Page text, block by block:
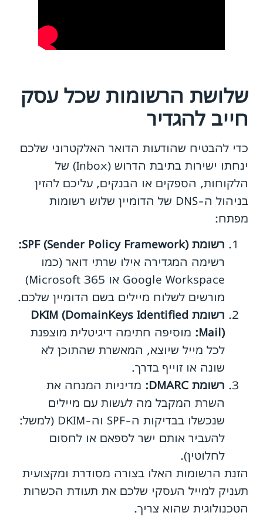
שלושת הרשומות שכל עסק
חייב להגדיר
כדי להבטיח שהודעות הדואר האלקטרוני שלכם
ינחתו ישירות בתיבת הדרוש (Inbox) של
הלקוחות, הספקים או הבנקים, עליכם להזין
בניהול ה-DNS של הדומיין שלוש רשומות
מפתח:
רשומת SPF (Sender Policy Framework):
רשימה המגדירה אילו שרתי דואר (כמו
Google Workspace או Microsoft 365)
מורשים לשלוח מיילים בשם הדומיין שלכם.
רשומת DKIM (DomainKeys Identified
Mail):
מוסיפה חתימה דיגיטלית מוצפנת
לכל מייל שיוצא, המאשרת שהתוכן לא
שונה או זוייף בדרך.
רשומת DMARC:
מדיניות המנחה את
השרת המקבל מה לעשות עם מיילים
שנכשלו בבדיקות ה-SPF וה-DKIM (למשל:
להעביר אותם ישר לספאם או לחסום
לחלוטין).
הזנת הרשומות האלו בצורה מסודרת ומקצועית
תעניק למייל העסקי שלכם את תעודת הכשרות
הטכנולוגית שהוא צריך.